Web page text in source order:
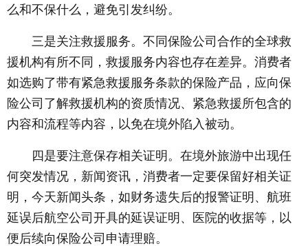
么和不保什么，避免引发纠纷。
三是关注救援服务。不同保险公司合作的全球救
援机构有所不同，救援服务内容也存在差异。消费者
如选购了带有紧急救援服务条款的保险产品，应向保
险公司了解救援机构的资质情况、紧急救援所包含的
内容和流程等内容，以免在境外陷入被动。
四是要注意保存相关证明。在境外旅游中出现任
何突发情况，新闻资讯，消费者一定要保留好相关证
明，今天新闻头条，如财务遗失后的报警证明、航班
延误后航空公司开具的延误证明、医院的收据等，以
便后续向保险公司申请理赔。